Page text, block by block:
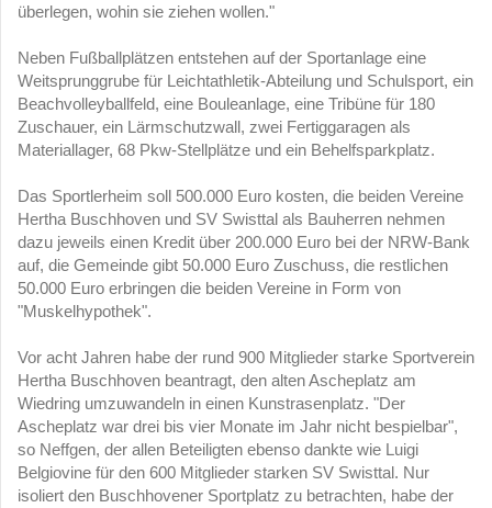
überlegen, wohin sie ziehen wollen."
Neben Fußballplätzen entstehen auf der Sportanlage eine
Weitsprunggrube für Leichtathletik-Abteilung und Schulsport, ein
Beachvolleyballfeld, eine Bouleanlage, eine Tribüne für 180
Zuschauer, ein Lärmschutzwall, zwei Fertiggaragen als
Materiallager, 68 Pkw-Stellplätze und ein Behelfsparkplatz.
Das Sportlerheim soll 500.000 Euro kosten, die beiden Vereine
Hertha Buschhoven und SV Swisttal als Bauherren nehmen
dazu jeweils einen Kredit über 200.000 Euro bei der NRW-Bank
auf, die Gemeinde gibt 50.000 Euro Zuschuss, die restlichen
50.000 Euro erbringen die beiden Vereine in Form von
"Muskelhypothek".
Vor acht Jahren habe der rund 900 Mitglieder starke Sportverein
Hertha Buschhoven beantragt, den alten Ascheplatz am
Wiedring umzuwandeln in einen Kunstrasenplatz. "Der
Ascheplatz war drei bis vier Monate im Jahr nicht bespielbar",
so Neffgen, der allen Beteiligten ebenso dankte wie Luigi
Belgiovine für den 600 Mitglieder starken SV Swisttal. Nur
isoliert den Buschhovener Sportplatz zu betrachten, habe der